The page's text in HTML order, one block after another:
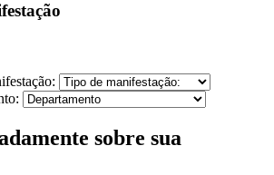
sobre sua